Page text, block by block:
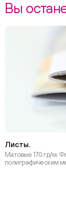
Вы
Листы.
Матовые 170 гр/м.
полиграфическим